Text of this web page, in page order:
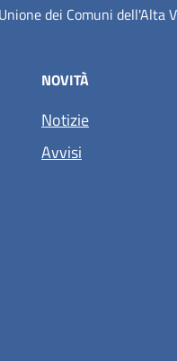
Unione dei Comuni dell'Alta
NOVITÀ
Notizie
Avvisi